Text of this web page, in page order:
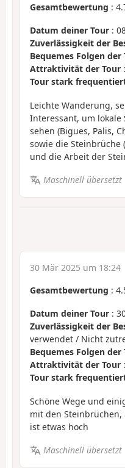
Gesamtbewertung :
Datum deiner Tour :
Zuverlässigkeit der
Bequemes Folgen der
Attraktivität der Tour
Tour stark
Leichte Wanderung,
Interessant, um lokale
sehen (Bigues, Palis,
sowie die Steinbrüche
und die Arbeit der
Maschinell übersetzt
30 Mär 2025 um 18:24
Gesamtbewertung :
Datum deiner Tour :
Zuverlässigkeit der
verwendet / Nicht
Bequemes Folgen der
Attraktivität der Tour
Tour stark
Schöne Wege und
mit den
ist etwas hoch
Maschinell übersetzt